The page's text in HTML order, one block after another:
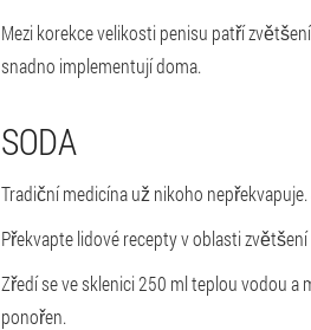
Mezi korekce velikosti penisu patří
snadno implementují doma.
SODA
Tradiční medicína už nikoho
Překvapte lidové recepty v oblasti
Zředí se ve sklenici 250 ml teplou vodou a
ponořen.